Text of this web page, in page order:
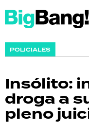
POLICIALES
Insólito:
droga a
pleno
SHOW